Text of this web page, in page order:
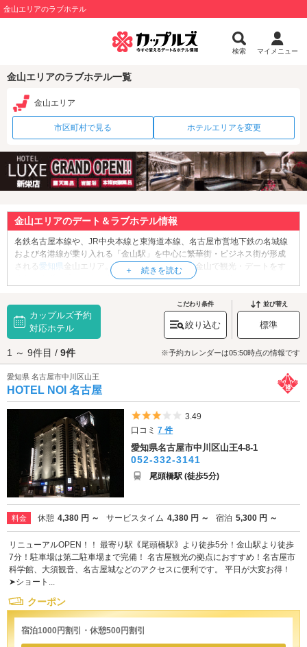
金山エリアのラブホテル
検索 マイメニュー
金山エリアのラブホテル一覧
金山エリア
市区町村で見る ホテルエリアを変更
金山エリアのデート＆ラブホテル情報
名鉄名古屋本線や、JR中央本線と東海道本線、名古屋市営地下鉄の名城線
および名港線が乗り入れる「金山駅」を中心に繁華街・ビジネス街が形成
される 愛知県
金山エリア。エネルギッシュな街、金山で観光・デートをす
アスナル金山」へ行ってみましょう。こちらはファッショ
チタイムに待ち合わせをして、食事をしながら1日の観光・デート計画を練
ってもいいかもしれません。お腹を満たしたあとは、織田信秀の居城・古
渡城跡に1690年に創建された「
真宗大谷派名古屋別院」へ行ってみましょ
う。こちらでは毎月12日に『縁日』と『オーガニックマーケット』、28日
に『てづくり朝市』が開かれ、多くの来場客で賑わいます。また、春にな
ると境内の桜が一斉に咲き、一面を淡いピンク色に染めます。お参りを済
ませたら、織田信長が桶狭間の戦いの際に必勝祈願をした「
」に
も行ってみましょう。こちらは三種の神器の1つ『草薙神剣』をお祀りする
由緒正しい神社です。境内には苔むした石に3回お水をかけて祈願すると願
い事が叶うと伝わる「清水社」もあり、パワースポットとしても注目され
ています。観光・デートを満喫したらラブホテルでひと休み。金山エリア
のラブホテルは、名古屋鉄道・JR東海・名古屋市営地下鉄「金山駅」や、
JR東海道本線「熱田駅」の近くに点在しています。さっそくデートスポッ
ト周辺のホテルをチェックしてみましょう。
カップルズ予約
対応ホテル
こだわり条件
絞り込む
並び替え
標準
1 ～ 9件目 / 9件 ※予約カレンダーは05:50時点の情報です
愛知県 名古屋市中川区山王
HOTEL NOI 名古屋
5つ星のうち3
3.49
口コミ7 件
愛知県名古屋市中川区山王4-8-1
052-332-3141
尾頭橋駅 (徒歩5分)
料金 休憩 4,380 円 ～ サービスタイム 4,380 円 ～ 宿泊 5,300 円 ～
リニューアルOPEN！！ 最寄り駅｟尾頭橋駅｠より徒歩5分！金山駅より徒歩
7分！駐車場は第二駐車場まで完備！ 名古屋観光の拠点におすすめ！名古屋市
科学館、大須観音、名古屋城などのアクセスに便利です。 平日が大変お得！
➤ショート...
クーポン
宿泊1000円割引・休憩500円割引